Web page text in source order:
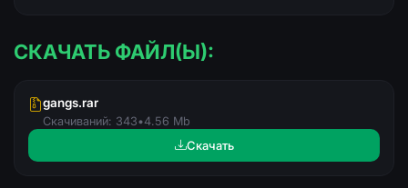
СКАЧАТЬ ФАЙЛ(Ы):
gangs.rar
Скачиваний: 343•4.56 Mb
Скачать